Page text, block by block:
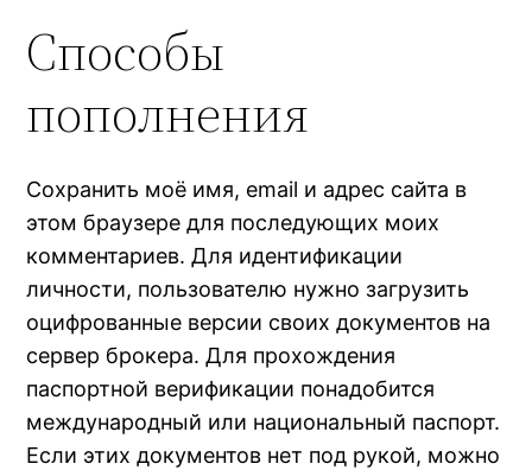
Способы
пополнения
Сохранить моё имя, email и адрес сайта в
этом браузере для последующих моих
комментариев. Для идентификации
личности, пользователю нужно загрузить
оцифрованные версии своих документов на
сервер брокера. Для прохождения
паспортной верификации понадобится
международный или национальный паспорт.
Если этих документов нет под рукой, можно